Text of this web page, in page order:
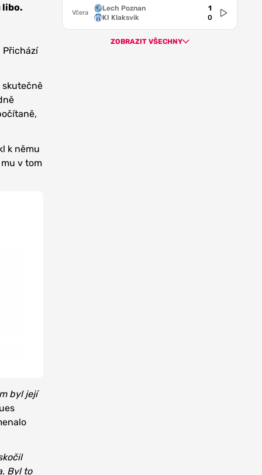
libo.
Přichází
skutečně
k němu
v tom
byl její
Byl to
Včera
Lech Poznan
KI Klaksvik
1
0
ZOBRAZIT VŠECHNY